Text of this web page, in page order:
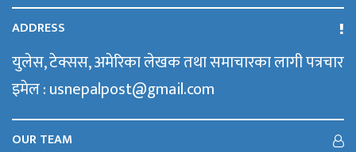
ADDRESS
युलेस, टेक्सस, अमेरिका लेखक तथा समाचारका लागी पत्रचार
इमेल : usnepalpost@gmail.com
OUR TEAM